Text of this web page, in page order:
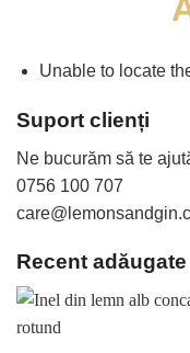
Unable to locate
Suport clienți
Ne bucurăm să te
0756 100 707
Recent adăugate